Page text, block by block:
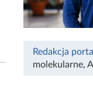
Redakcja
molekularne,